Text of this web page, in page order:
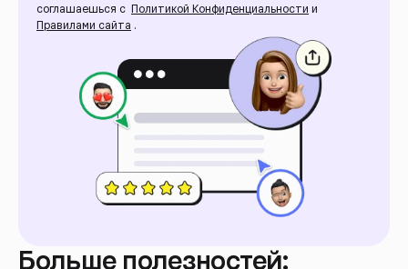
соглашаешься с
Политикой Конфиденциальности и
Правилами сайта .
Больше полезностей: